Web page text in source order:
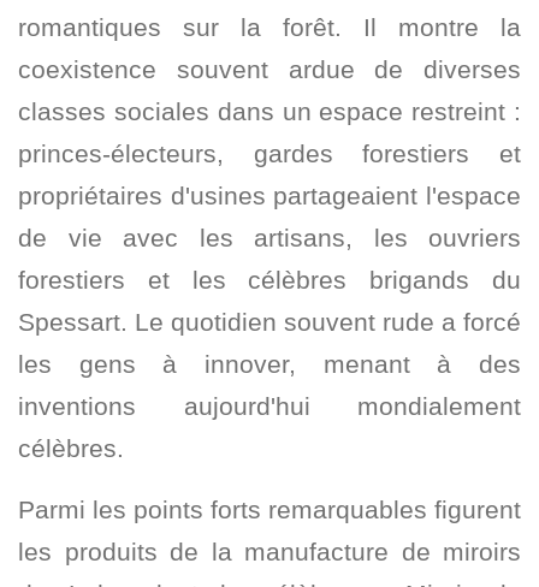
romantiques sur la forêt. Il montre la
coexistence souvent ardue de diverses
classes sociales dans un espace restreint :
princes-électeurs, gardes forestiers et
propriétaires d'usines partageaient l'espace
de vie avec les artisans, les ouvriers
forestiers et les célèbres brigands du
Spessart. Le quotidien souvent rude a forcé
les gens à innover, menant à des
inventions aujourd'hui mondialement
célèbres.
Parmi les points forts remarquables figurent
les produits de la manufacture de miroirs